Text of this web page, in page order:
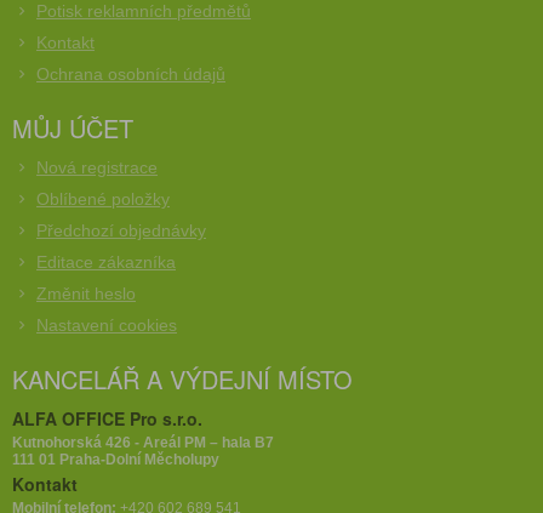
Potisk reklamních předmětů
Kontakt
Ochrana osobních údajů
MŮJ ÚČET
Nová registrace
Oblíbené položky
Předchozí objednávky
Editace zákazníka
Změnit heslo
Nastavení cookies
KANCELÁŘ A VÝDEJNÍ MÍSTO
ALFA OFFICE Pro s.r.o.
Kutnohorská 426 - Areál PM – hala B7
111 01 Praha-Dolní Měcholupy
Kontakt
Mobilní telefon: +420 602 689 541